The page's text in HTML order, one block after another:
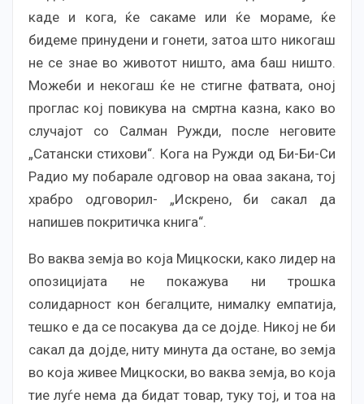
каде и кога, ќе сакаме или ќе мораме, ќе
бидеме принудени и гонети, затоа што никогаш
не се знае во животот ништо, ама баш ништо.
Можеби и некогаш ќе не стигне фатвата, оној
проглас кој повикува на смртна казна, како во
случајот со Салман Ружди, после неговите
„Сатански стихови“. Кога на Ружди од Би-Би-Си
Радио му побарале одговор на оваа закана, тој
храбро одговорил- „Искрено, би сакал да
напишев покритичка книга“.
Во ваква земја во која Мицкоски, како лидер на
опозицијата не покажува ни трошка
солидарност кон бегалците, нималку емпатија,
тешко е да се посакува да се дојде. Никој не би
сакал да дојде, ниту минута да остане, во земја
во која живее Мицкоски, во ваква земја, во која
тие луѓе нема да бидат товар, туку тој, и тоа на